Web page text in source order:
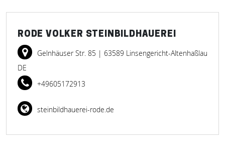
RODE VOLKER STEINBILDHAUEREI
Gelnhäuser Str. 85 | 63589 Linsengericht-Altenhaßlau
DE
+49605172913
steinbildhauerei-rode.de